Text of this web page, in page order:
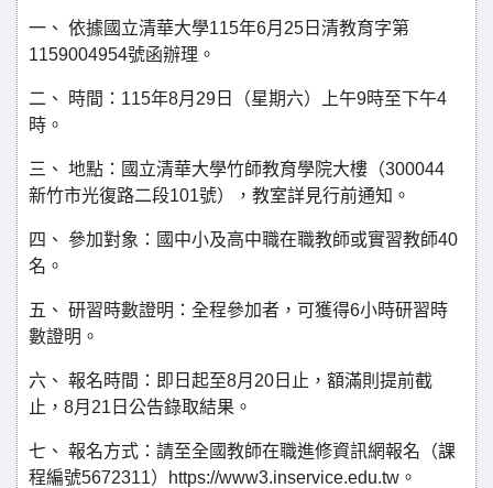
一、 依據國立清華大學115年6月25日清教育字第
1159004954號函辦理。
二、 時間：115年8月29日（星期六）上午9時至下午4
時。
三、 地點：國立清華大學竹師教育學院大樓（300044
新竹市光復路二段101號），教室詳見行前通知。
四、 參加對象：國中小及高中職在職教師或實習教師40
名。
五、 研習時數證明：全程參加者，可獲得6小時研習時
數證明。
六、 報名時間：即日起至8月20日止，額滿則提前截
止，8月21日公告錄取結果。
七、 報名方式：請至全國教師在職進修資訊網報名（課
程編號5672311）https://www3.inservice.edu.tw。